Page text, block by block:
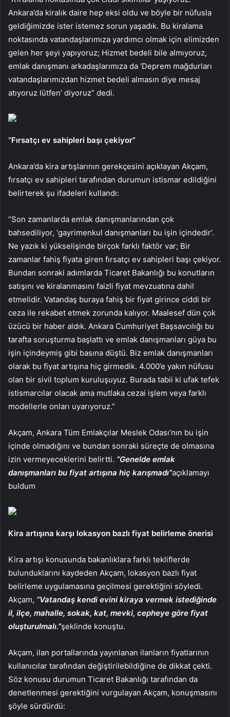
Ankara’da kiralık daire hep eksi oldu ve böyle bir nüfusla
geldiğimizde ister istemez sorun yaşadık. Bu kiralama
noktasında vatandaşlarımıza yardımcı olmak için elimizden
gelen her şeyi yapıyoruz; Hizmet bedeli bile almıyoruz,
emlak danışmanı arkadaşlarımıza da ‘Deprem mağdurları
vatandaşlarımızdan hizmet bedeli almasın diye mesaj
atıyoruz lütfen’ diyoruz” dedi.
“Fırsatçı ev sahipleri başı çekiyor”
Ankara’da kira artışlarının gerekçesini açıklayan Akçam,
fırsatçı ev sahipleri tarafından durumun istismar edildiğini
belirterek şu ifadeleri kullandı:
“Son zamanlarda emlak danışmanlarından çok
bahsediliyor, ‘gayrimenkul danışmanları bu işin içindedir’.
Ne yazık ki yükselişinde birçok farklı faktör var; Bir
zamanlar fahiş fiyata giren fırsatçı ev sahipleri başı çekiyor.
Bundan sonraki adımlarda Ticaret Bakanlığı bu konutların
satışını ve kiralanmasını faizli fiyat mevzuatına dahil
etmelidir. Vatandaş buraya fahiş bir fiyat girince ciddi bir
ceza ile rekabet etmek zorunda kalıyor. Maalesef dün çok
üzücü bir haber aldık. Ankara Cumhuriyet Başsavcılığı bu
tarafta soruşturma başlattı ve emlak danışmanları güya bu
işin içindeymiş gibi basına düştü. Biz emlak danışmanları
olarak bu fiyat artışına hiç girmedik. 4.000’e yakın nüfusu
olan bir sivil toplum kuruluşuyuz. Burada tabii ki ufak tefek
istismarcılar olacak ama mutlaka cezai işlem veya farklı
modellerle onları uyarıyoruz.”
Akçam, Ankara Tüm Emlakçılar Meslek Odası’nın bu işin
içinde olmadığını ve bundan sonraki süreçte de olmasına
izin vermeyeceklerini belirtti. “Genelde emlak
danışmanları bu fiyat artışına hiç karışmadı”açıklamayı
buldum
Kira artışına karşı lokasyon bazlı fiyat belirleme önerisi
Kira artışı konusunda bakanlıklara farklı tekliflerde
bulunduklarını kaydeden Akçam, lokasyon bazlı fiyat
belirleme uygulamasına geçilmesi gerektiğini söyledi.
Akçam, “Vatandaş kendi evini kiraya vermek istediğinde
il, ilçe, mahalle, sokak, kat, mevki, cepheye göre fiyat
oluşturulmalı.”şeklinde konuştu.
Akçam, ilan portallarında yayınlanan ilanların fiyatlarının
kullanıcılar tarafından değiştirilebildiğine de dikkat çekti.
Söz konusu durumun Ticaret Bakanlığı tarafından da
denetlenmesi gerektiğini vurgulayan Akçam, konuşmasını
şöyle sürdürdü: